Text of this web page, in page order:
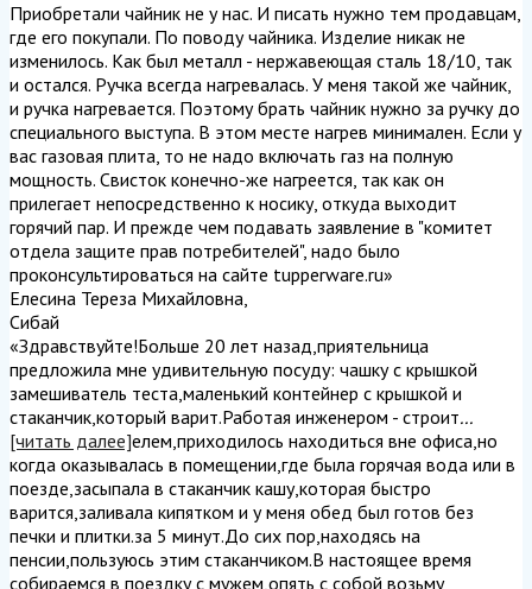
Приобретали чайник не у нас. И писать нужно тем продавцам,
где его покупали. По поводу чайника. Изделие никак не
изменилось. Как был металл - нержавеющая сталь 18/10, так
и остался. Ручка всегда нагревалась. У меня такой же чайник,
и ручка нагревается. Поэтому брать чайник нужно за ручку до
специального выступа. В этом месте нагрев минимален. Если у
вас газовая плита, то не надо включать газ на полную
мощность. Свисток конечно-же нагреется, так как он
прилегает непосредственно к носику, откуда выходит
горячий пар. И прежде чем подавать заявление в "комитет
отдела защите прав потребителей", надо было
проконсультироваться на сайте tupperware.ru»
Елесина Тереза Михайловна,
Сибай
«Здравствуйте!Больше 20 лет назад,приятельница
предложила мне удивительную посуду: чашку с крышкой
замешиватель теста,маленький контейнер с крышкой и
стаканчик,который варит.Работая инженером - строит...
[читать далее]елем,приходилось находиться вне офиса,но
когда оказывалась в помещении,где была горячая вода или в
поезде,засыпала в стаканчик кашу,которая быстро
варится,заливала кипятком и у меня обед был готов без
печки и плитки.за 5 минут.До сих пор,находясь на
пенсии,пользуюсь этим стаканчиком.В настоящее время
собираемся в поездку с мужем,опять с собой возьму